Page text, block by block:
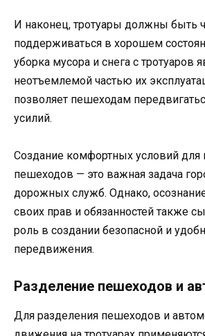
И наконец, тротуары должны быть
поддерживаться в хорошем
уборка мусора и снега с тротуаров
неотъемлемой частью их
позволяет пешеходам
усилий.
Создание комфортных условий
пешеходов — это важная задача
дорожных служб. Однако,
своих прав и обязанностей также
роль в создании безопасной и
передвижения.
Разделение пешеходов и
Для разделения пешеходов и